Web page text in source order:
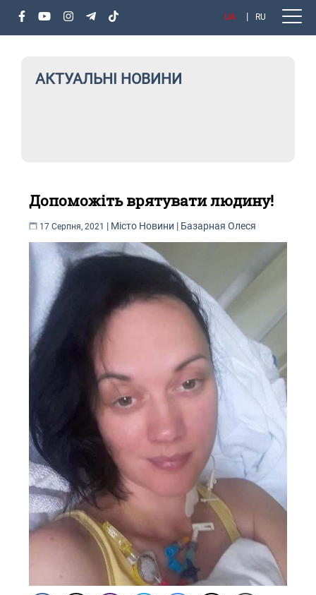
UA RU
АКТУАЛЬНІ НОВИНИ
Допоможіть врятувати людину!
17 Серпня, 2021 | Місто Новини | Базарная Олеся